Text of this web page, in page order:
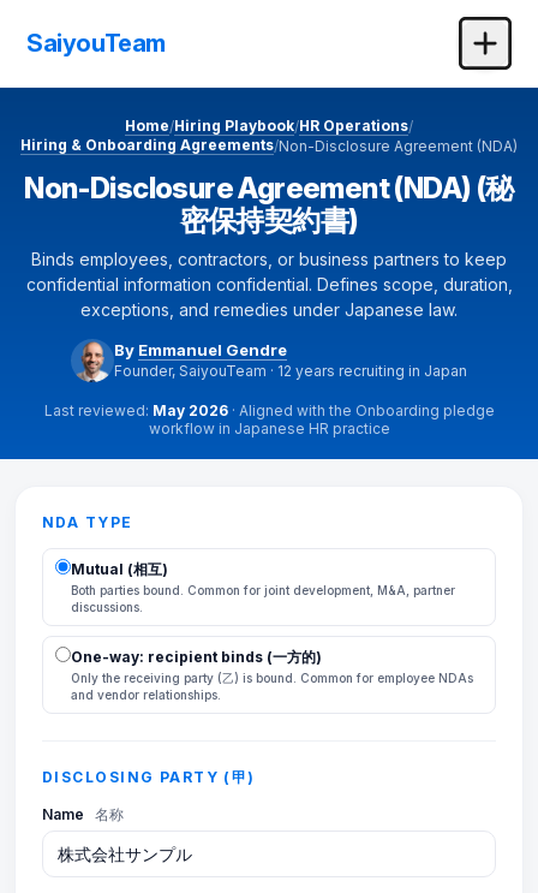
SaiyouTeam
Home/Hiring Playbook/HR Operations/
Hiring & Onboarding Agreements/Non-Disclosure Agreement (NDA)
Non-Disclosure Agreement (NDA) (秘
密保持契約書)
Binds employees, contractors, or business partners to keep
confidential information confidential. Defines scope, duration,
exceptions, and remedies under Japanese law.
By Emmanuel Gendre
Founder, SaiyouTeam · 12 years recruiting in Japan
Last reviewed: May 2026· Aligned with the Onboarding pledge
workflow in Japanese HR practice
NDA TYPE
Mutual (相互)
Both parties bound. Common for joint development, M&A, partner
discussions.
One-way: recipient binds (一方的)
Only the receiving party (乙) is bound. Common for employee NDAs
and vendor relationships.
DISCLOSING PARTY (甲)
Name 名称